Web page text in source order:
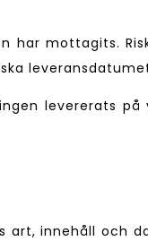
har mottagits.
levererats
innehåll och